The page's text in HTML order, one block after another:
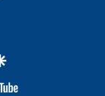
google
youtube-